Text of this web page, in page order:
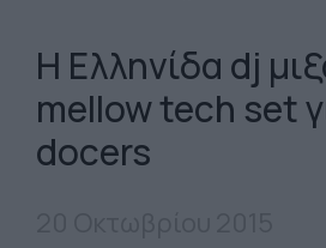
Η Ελληνίδα dj
mellow tech set
docers